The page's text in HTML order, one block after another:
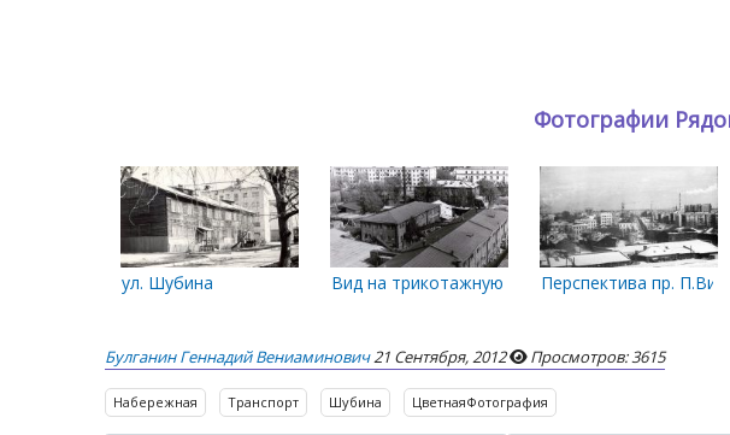
Фотографии
ул. Шубина Вид на трикотажную фабрику из здания архива
Перспектива пр.
Булганин Геннадий Вениаминович21 Сентября, 2012 Просмотров: 3615
Набережная Транспорт Шубина ЦветнаяФотография